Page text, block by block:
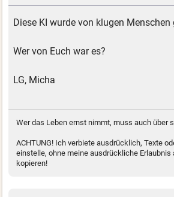
Diese KI wurde von klugen Menschen
Wer von Euch war es?
LG, Micha
Wer das Leben ernst nimmt, muss auch über
ACHTUNG! Ich verbiete ausdrücklich, Texte
einstelle, ohne meine ausdrückliche Erlaubnis
kopieren!